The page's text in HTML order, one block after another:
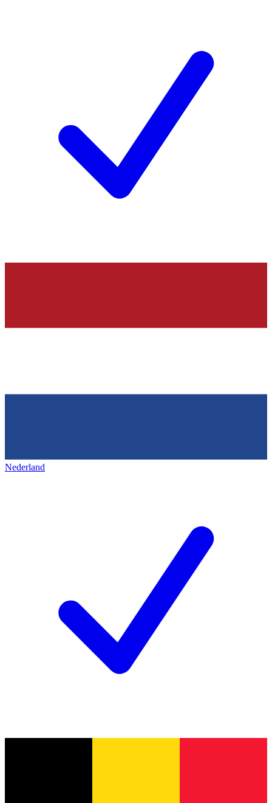
Nederland